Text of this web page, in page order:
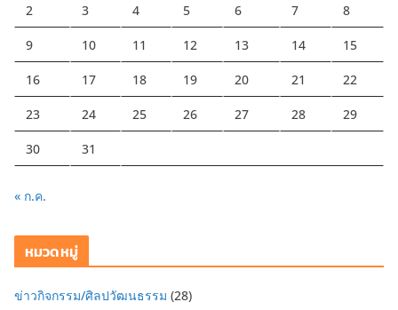
2 3 4 5 6 7 8
9 10 11 12 13 14 15
16 17 18 19 20 21 22
23 24 25 26 27 28 29
30 31
« ก.ค.
หมวดหมู่
ข่าวกิจกรรม/ศิลปวัฒนธรรม (28)